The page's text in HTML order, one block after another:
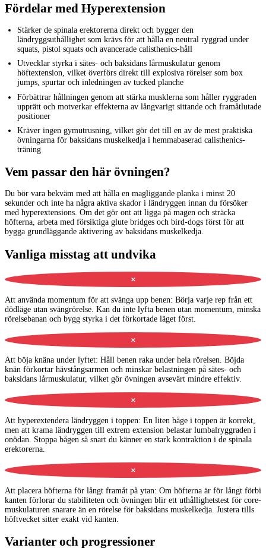
Fördelar med Hyperextension
Stärker de spinala erektorerna direkt och bygger den
ländryggsuthållighet som krävs för att hålla en neutral ryggrad under
squats, pistol squats och avancerade calisthenics-håll
Utvecklar styrka i sätes- och baksidans lårmuskulatur genom
höftextension, vilket överförs direkt till explosiva rörelser som box
jumps, spurtar och inledningen av tucked planche
Förbättrar hållningen genom att stärka musklerna som håller ryggraden
upprätt och motverkar effekterna av långvarigt sittande och framåtlutade
positioner
Kräver ingen gymutrusning, vilket gör det till en av de mest praktiska
övningarna för baksidans muskelkedja i hemmabaserad calisthenics-
träning
Vem passar den här övningen?
Du bör vara bekväm med att hålla en magliggande planka i minst 20
sekunder och inte ha några aktiva skador i ländryggen innan du försöker
med hyperextensions. Om det gör ont att ligga på magen och sträcka
höfterna, arbeta med försiktiga glute bridges och bird-dogs först för att
bygga grundläggande aktivering av baksidans muskelkedja.
Vanliga misstag att undvika
✕
Att använda momentum för att svänga upp benen: Börja varje rep från ett
dödläge utan svängrörelse. Kan du inte lyfta benen utan momentum, minska
rörelsebanan och bygg styrka i det förkortade läget först.
✕
Att böja knäna under lyftet: Håll benen raka under hela rörelsen. Böjda
knän förkortar hävstångsarmen och minskar belastningen på sätes- och
baksidans lårmuskulatur, vilket gör övningen avsevärt mindre effektiv.
✕
Att hyperextendera ländryggen i toppen: En liten båge i toppen är korrekt,
men att krama ländryggen till extrem extension belastar lumbalryggraden i
onödan. Stoppa bågen så snart du känner en stark kontraktion i de spinala
erektorerna.
✕
Att placera höfterna för långt framåt på ytan: Om höfterna är för långt förbi
kanten förlorar du stabiliteten och övningen blir ett uthållighetstest för core-
muskulaturen snarare än en rörelse för baksidans muskelkedja. Justera tills
höftvecket sitter exakt vid kanten.
Varianter och progressioner